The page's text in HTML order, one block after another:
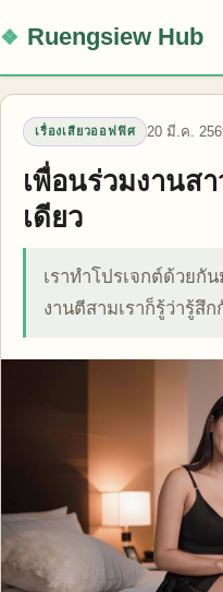
Ruengsiew Hub
เรื่องเสียวออฟฟิศ 20 มี.ค.
เพื่อนร่วมงานส
เดียว
เราทำโปรเจกต์ด้วยกั
งานตีสามเราก็รู้ว่ารู้สึก